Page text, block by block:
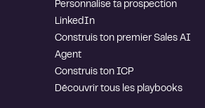
Personnalise ta prospection
LinkedIn
Construis ton premier Sales AI
Agent
Construis ton ICP
Découvrir tous les playbooks